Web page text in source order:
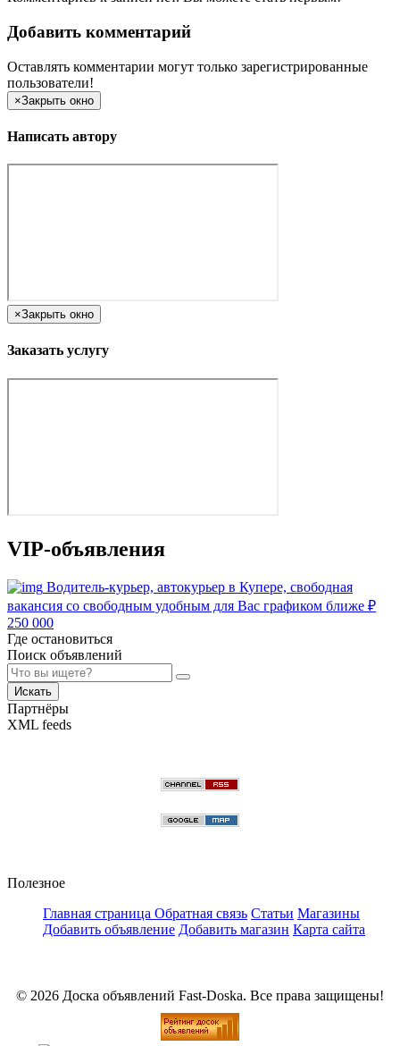
Добавить комментарий
Оставлять комментарии могут только зарегистрированные
пользователи!
×Закрыть окно
Написать автору
×Закрыть окно
Заказать услугу
VIP-объявления
Водитель-курьер, автокурьер в Купере, свободная
вакансия со свободным удобным для Вас графиком ближе ₽
250 000
Где остановиться
Поиск объявлений
Искать
Партнёры
XML feeds
Полезное
Главная страница Обратная связь Статьи Магазины
Добавить объявление Добавить магазин Карта сайта
© 2026 Доска объявлений Fast-Doska. Все права защищены!